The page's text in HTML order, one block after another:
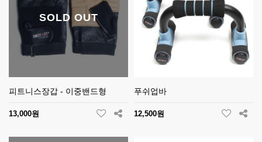
SOLD OUT
피트니스장갑 - 이중밴드형
13,000원
푸쉬업바
12,500원